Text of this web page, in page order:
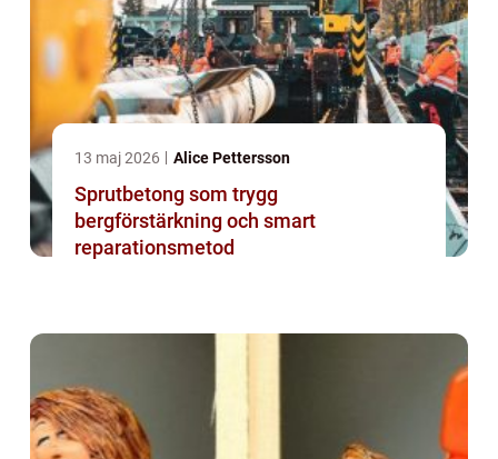
13 maj 2026 Alice Pettersson
Sprutbetong som trygg
bergförstärkning och smart
reparationsmetod